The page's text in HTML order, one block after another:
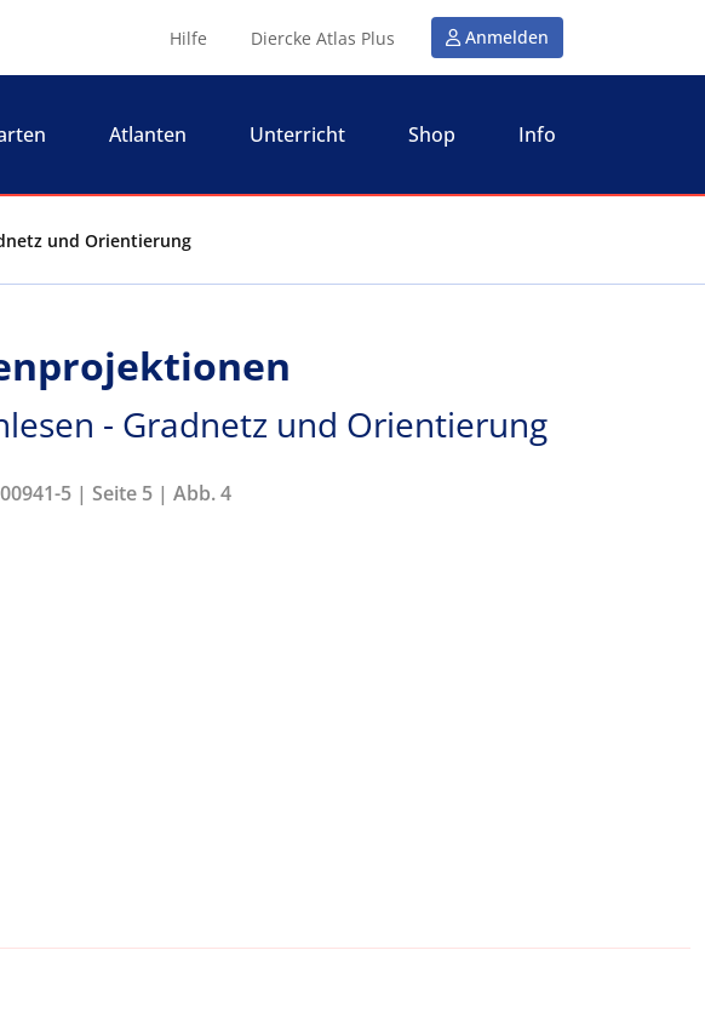
Hilfe Diercke Atlas Plus Anmelden
Atlanten Unterricht Shop Info
und Orientierung
- Gradnetz und Orientierung
5 | Seite 5 | Abb. 4